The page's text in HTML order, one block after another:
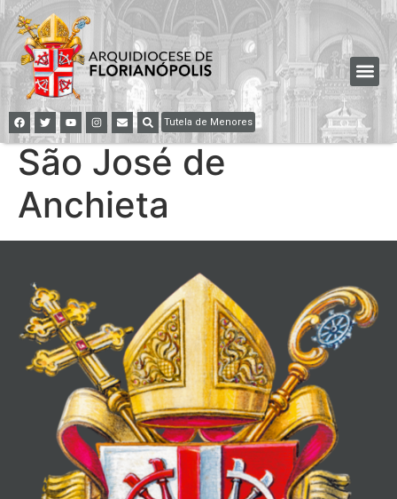
Tutela de Menores
São José de
Anchieta